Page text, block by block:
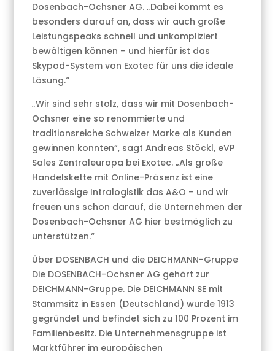
Dosenbach-Ochsner AG. „Dabei kommt es
besonders darauf an, dass wir auch große
Leistungspeaks schnell und unkompliziert
bewältigen können – und hierfür ist das
Skypod-System von Exotec für uns die ideale
Lösung.“
„Wir sind sehr stolz, dass wir mit Dosenbach-
Ochsner eine so renommierte und
traditionsreiche Schweizer Marke als Kunden
gewinnen konnten“, sagt Andreas Stöckl, eVP
Sales Zentraleuropa bei Exotec. „Als große
Handelskette mit Online-Präsenz ist eine
zuverlässige Intralogistik das A&O – und wir
freuen uns schon darauf, die Unternehmen der
Dosenbach-Ochsner AG hier bestmöglich zu
unterstützen.“
Über DOSENBACH und die DEICHMANN-Gruppe
Die DOSENBACH-Ochsner AG gehört zur
DEICHMANN-Gruppe. Die DEICHMANN SE mit
Stammsitz in Essen (Deutschland) wurde 1913
gegründet und befindet sich zu 100 Prozent im
Familienbesitz. Die Unternehmensgruppe ist
Marktführer im europäischen